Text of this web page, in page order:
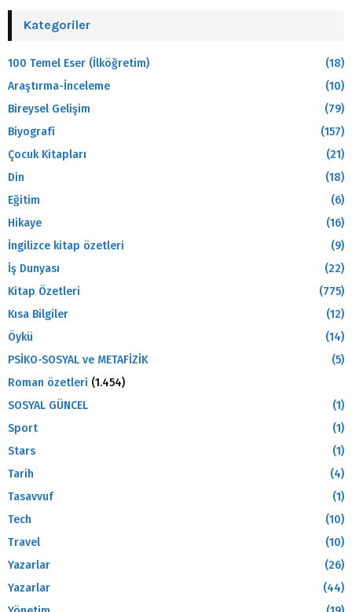
Kategoriler
100 Temel Eser (İlköğretim)
(18)
Araştırma-İnceleme
(10)
Bireysel Gelişim
(79)
Biyografi
(157)
Çocuk Kitapları
(21)
Din
(18)
Eğitim
(6)
Hikaye
(16)
İngilizce kitap özetleri
(9)
İş Dunyası
(22)
Kitap Özetleri
(775)
Kısa Bilgiler
(12)
Öykü
(14)
PSİKO-SOSYAL ve METAFİZİK
(5)
Roman özetleri (1.454)
SOSYAL GÜNCEL
(1)
Sport
(1)
Stars
(1)
Tarih
(4)
Tasavvuf
(1)
Tech
(10)
Travel
(10)
Yazarlar
(26)
Yazarlar
(44)